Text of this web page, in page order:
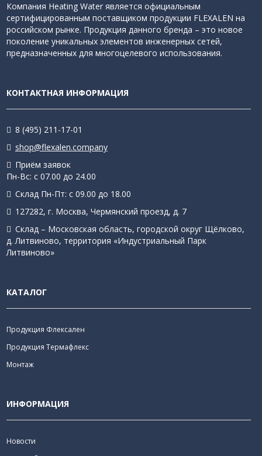
Компания Heating Water является официальным
сертифицированным поставщиком продукции FLEXALEN на
российском рынке. Продукция данного бренда – это новое
поколение уникальных элементов инженерных сетей,
предназначенных для многоцелевого использования.
КОНТАКТНАЯ ИНФОРМАЦИЯ
8 (495) 211-17-01
shop@flexalen.company
Приём заявок
Пн-Вс: с 07.00 до 24.00
Склад Пн-Пт: с 09.00 до 18.00
127282, г. Москва, Чермянский проезд, д. 7
Склад – Московская область, городской округ Щёлково,
д. Литвиново, территория «Индустриальный Парк
Литвиново»
КАТАЛОГ
Продукция Флексален
Продукция Термафлекс
Монтаж
ИНФОРМАЦИЯ
Новости